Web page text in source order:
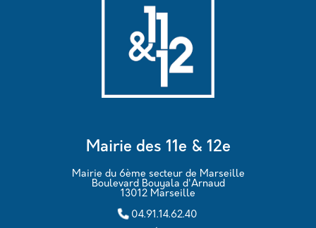
Mairie des 11e & 12e
Mairie du 6ème secteur de Marseille
Boulevard Bouyala d'Arnaud
13012 Marseille
04.91.14.62.40